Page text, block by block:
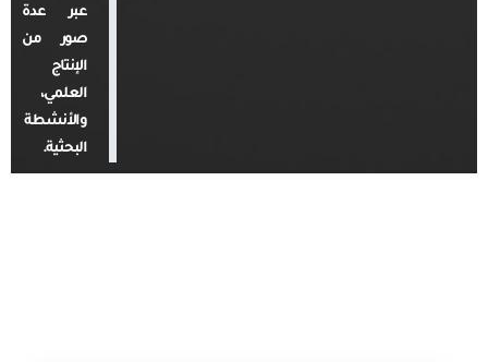
عبر عدة
صور من
الإنتاج
العلمي،
والأنشطة
البحثية.